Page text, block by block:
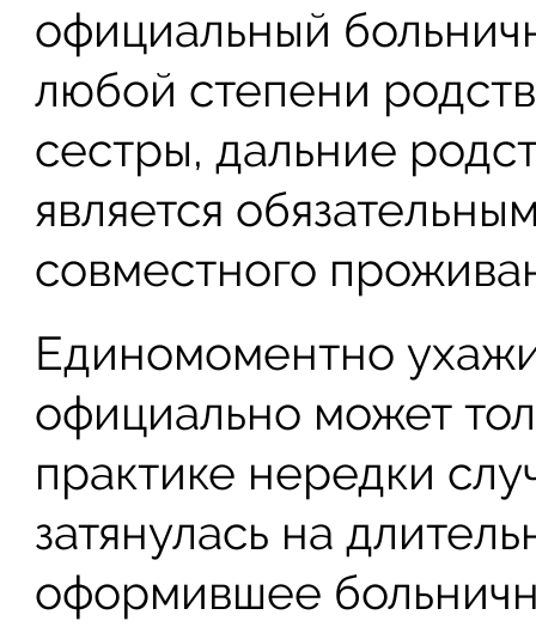
официальный
любой степени
сестры, дальние
является
совместного
Единомоментно
официально может
практике нередки
затянулась на
оформившее